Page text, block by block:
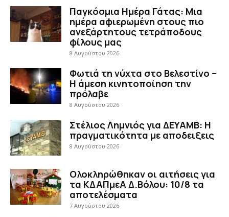
Παγκόσμια Ημέρα Γάτας: Μια
ημέρα αφιερωμένη στους πιο
ανεξάρτητους τετράποδους
φίλους μας
8 Αυγούστου 2026
Φωτιά τη νύχτα στο Βελεστίνο –
Η άμεση κινητοποίηση την
πρόλαβε
8 Αυγούστου 2026
Στέλιος Λημνιός για ΔΕΥΑΜΒ: Η
πραγματικότητα με αποδειξεις
8 Αυγούστου 2026
Ολοκληρώθηκαν οι αιτήσεις για
τα ΚΔΑΠμεΑ Δ.Βόλου: 10/8 τα
αποτελέσματα
7 Αυγούστου 2026